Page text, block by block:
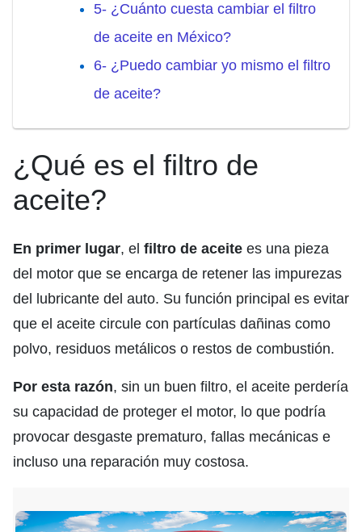
5- ¿Cuánto cuesta cambiar el filtro
de aceite en México?
6- ¿Puedo cambiar yo mismo el filtro
de aceite?
¿Qué es el filtro de
aceite?
En primer lugar, el filtro de aceite es una pieza
del motor que se encarga de retener las impurezas
del lubricante del auto. Su función principal es evitar
que el aceite circule con partículas dañinas como
polvo, residuos metálicos o restos de combustión.
Por esta razón, sin un buen filtro, el aceite perdería
su capacidad de proteger el motor, lo que podría
provocar desgaste prematuro, fallas mecánicas e
incluso una reparación muy costosa.